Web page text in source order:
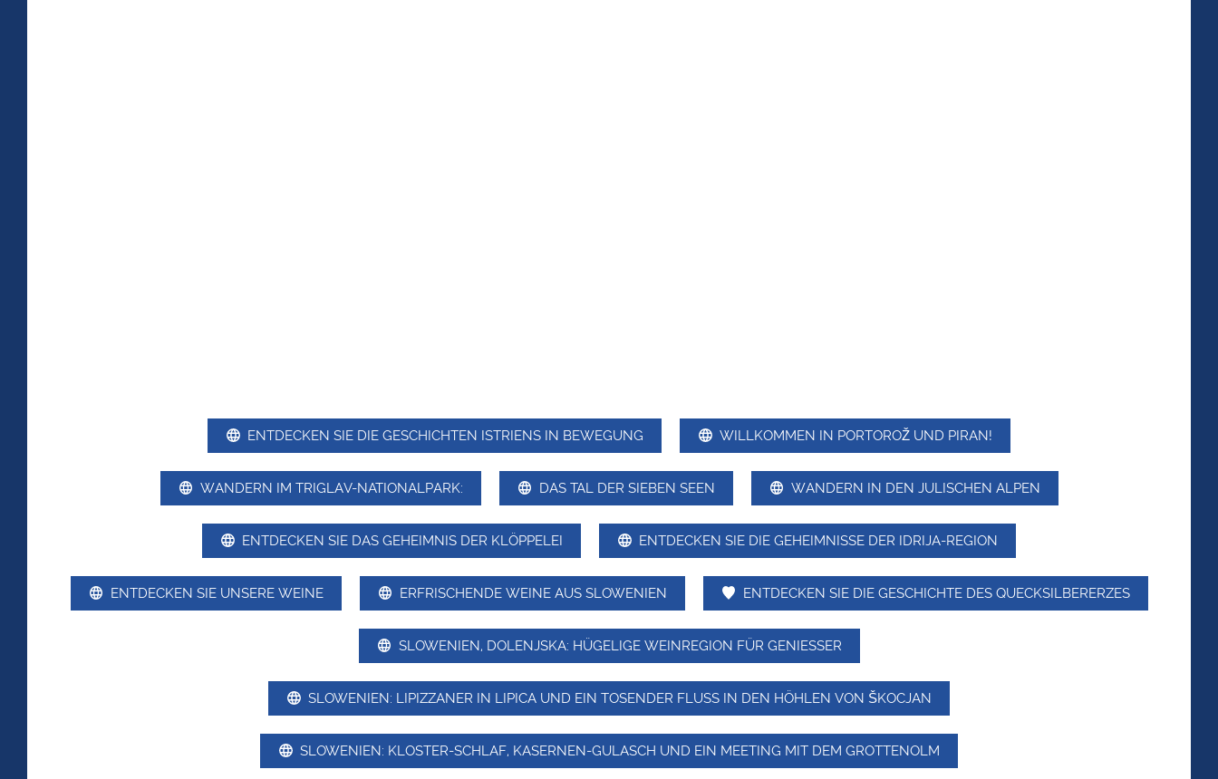
ENTDECKEN SIE DIE GESCHICHTEN ISTRIENS IN BEWEGUNG WILLKOMMEN IN PORTOROŽ UND PIRAN!
WANDERN IM TRIGLAV-NATIONALPARK: DAS TAL DER SIEBEN SEEN WANDERN IN DEN JULISCHEN ALPEN
ENTDECKEN SIE DAS GEHEIMNIS DER KLÖPPELEI ENTDECKEN SIE DIE GEHEIMNISSE DER IDRIJA-REGION
ENTDECKEN SIE UNSERE WEINE ERFRISCHENDE WEINE AUS SLOWENIEN ENTDECKEN SIE DIE GESCHICHTE DES QUECKSILBERERZES
SLOWENIEN, DOLENJSKA: HÜGELIGE WEINREGION FÜR GENIESSER
SLOWENIEN: LIPIZZANER IN LIPICA UND EIN TOSENDER FLUSS IN DEN HÖHLEN VON ŠKOCJAN
SLOWENIEN: KLOSTER-SCHLAF, KASERNEN-GULASCH UND EIN MEETING MIT DEM GROTTENOLM